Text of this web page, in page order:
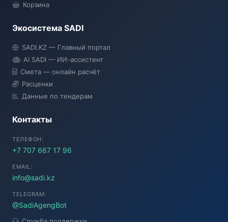
Корзина
Экосистема SADI
SADI.KZ — Главный портал
AI SADI — ИИ-ассистент
Смета — онлайн расчёт
Расценки
Данные по тендерам
Контакты
ТЕЛЕФОН:
+7 707 667 17 96
EMAIL:
info@sadi.kz
TELEGRAM:
@SadiAgengBot
● Подключение...